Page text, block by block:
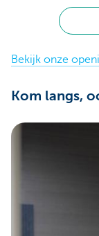
Bekijk onze
Kom langs,